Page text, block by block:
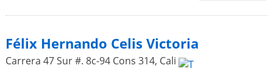
Félix Hernando Celis Victoria
Carrera 47 Sur #. 8c-94 Cons 314, Cali